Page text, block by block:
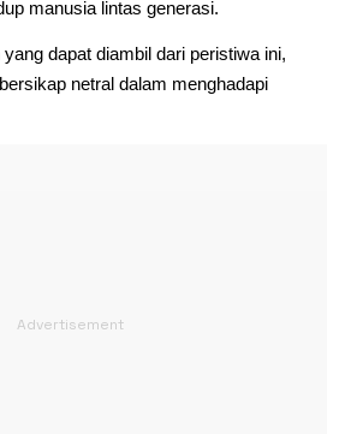
manusia lintas generasi.
dapat diambil dari peristiwa ini,
netral dalam menghadapi